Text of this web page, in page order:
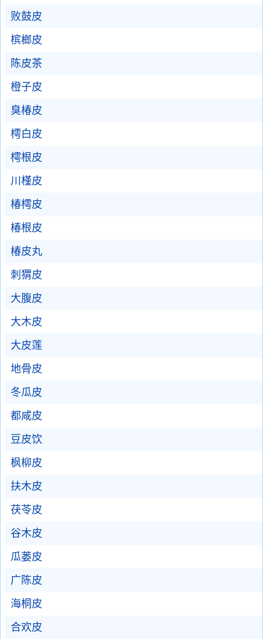
败鼓皮
槟榔皮
陈皮茶
橙子皮
臭椿皮
樗白皮
樗根皮
川槿皮
椿樗皮
椿根皮
椿皮丸
刺猬皮
大腹皮
大木皮
大皮莲
地骨皮
冬瓜皮
都咸皮
豆皮饮
枫柳皮
扶木皮
茯苓皮
谷木皮
瓜蒌皮
广陈皮
海桐皮
合欢皮